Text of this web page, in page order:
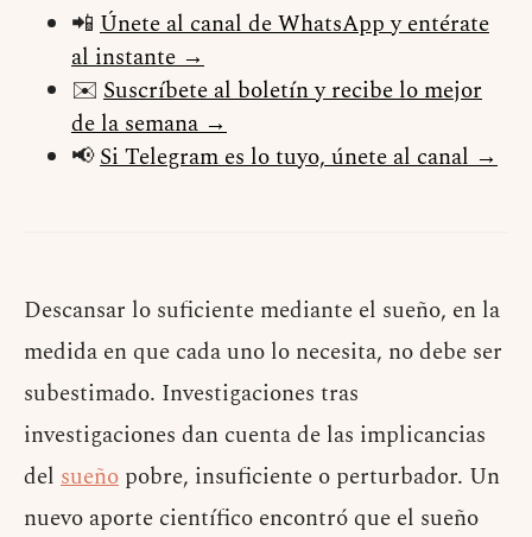
📲 Únete al canal de WhatsApp y entérate
al instante →
✉️ Suscríbete al boletín y recibe lo mejor
de la semana →
📢Si Telegram es lo tuyo, únete al canal →
Descansar lo suficiente mediante el sueño, en la
medida en que cada uno lo necesita, no debe ser
subestimado. Investigaciones tras
investigaciones dan cuenta de las implicancias
del sueño pobre, insuficiente o perturbador. Un
nuevo aporte científico encontró que el sueño